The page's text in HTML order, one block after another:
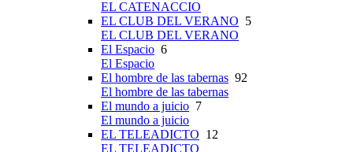
EL CATENACCIO
EL CLUB DEL VERANO 5
EL CLUB DEL VERANO
El Espacio 6
El Espacio
El hombre de las tabernas 92
El hombre de las tabernas
El mundo a juicio 7
El mundo a juicio
EL TELEADICTO 12
EL TELEADICTO